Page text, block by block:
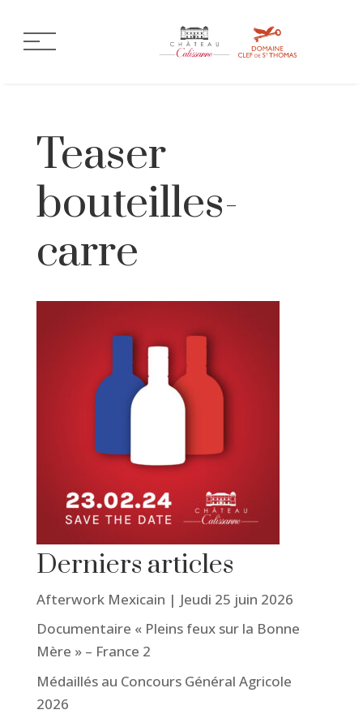
Teaser
bouteilles-
carre
Derniers articles
Afterwork Mexicain | Jeudi 25 juin 2026
Documentaire « Pleins feux sur la Bonne
Mère » – France 2
Médaillés au Concours Général Agricole
2026